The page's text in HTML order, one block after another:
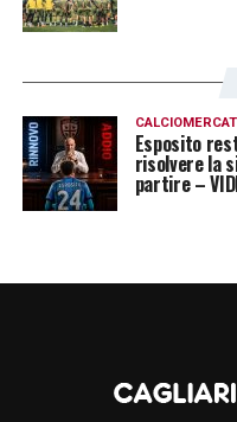
Esposito
risolvere la
partire –